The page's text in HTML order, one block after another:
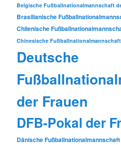
Belgische Fußballnationalmannschaft
Brasilianische
Chilenische
Chinesische
Deutsche
der Frauen
DFB-Pokal der
Dänische